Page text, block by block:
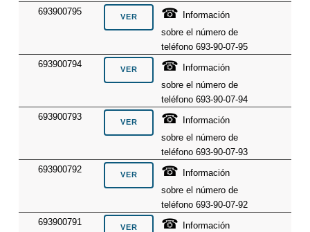
693900795
☎
Información
sobre el número de
teléfono 693-90-07-95
693900794
☎
Información
sobre el número de
teléfono 693-90-07-94
693900793
☎
Información
sobre el número de
teléfono 693-90-07-93
693900792
☎
Información
sobre el número de
teléfono 693-90-07-92
693900791
☎
Información